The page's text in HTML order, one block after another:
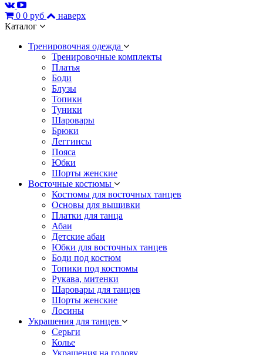
0 0 руб
наверх
Каталог
Тренировочная одежда
Тренировочные комплекты
Платья
Боди
Блузы
Топики
Туники
Шаровары
Брюки
Леггинсы
Пояса
Юбки
Шорты женские
Восточные костюмы
Костюмы для восточных танцев
Основы для вышивки
Платки для танца
Абаи
Детские абаи
Юбки для восточных танцев
Боди под костюм
Топики под костюмы
Рукава, митенки
Шаровары для танцев
Шорты женские
Лосины
Украшения для танцев
Серьги
Колье